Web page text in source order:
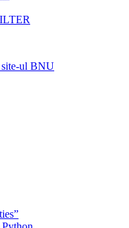
site-ul BNU